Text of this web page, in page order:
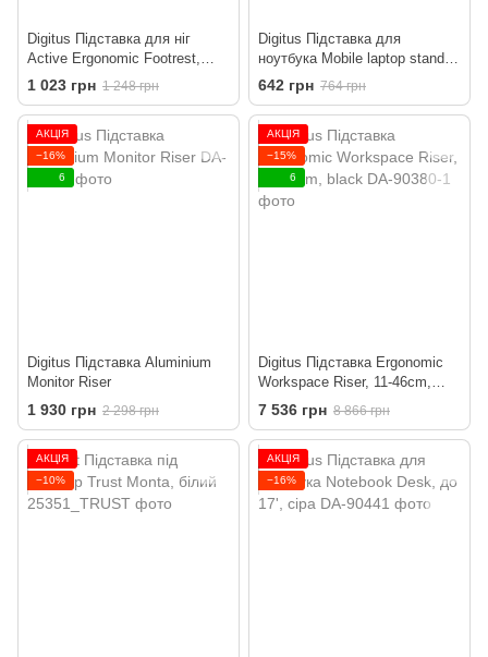
Digitus Підставка для ніг
Active Ergonomic Footrest,
чорна
1 023 грн 1 248 грн
Digitus Підставка для
ноутбука Mobile laptop stand,
до 15'', чорна
642 грн 764 грн
АКЦІЯ
−16%
6
Digitus Підставка Aluminium
Monitor Riser
1 930 грн 2 298 грн
АКЦІЯ
−15%
6
Digitus Підставка Ergonomic
Workspace Riser, 11-46cm,
black
7 536 грн 8 866 грн
АКЦІЯ
−10%
АКЦІЯ
−16%